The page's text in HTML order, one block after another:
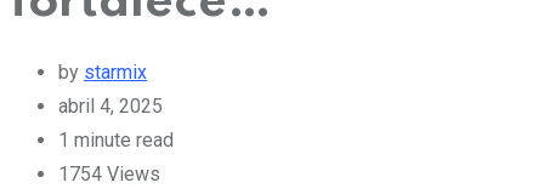
by starmix
abril 4, 2025
1 minute read
1754 Views